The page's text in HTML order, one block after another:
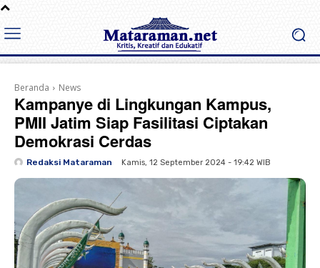
Beranda News
Kampanye di Lingkungan Kampus,
PMII Jatim Siap Fasilitasi Ciptakan
Demokrasi Cerdas
Redaksi Mataraman Kamis, 12 September 2024 - 19:42 WIB